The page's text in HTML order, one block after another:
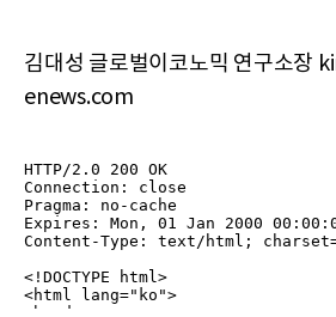
김대성 글로벌이코노믹 연구소장
enews.com